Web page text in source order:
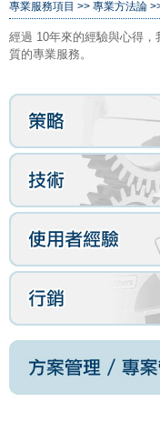
專業服務項目 >> 專業方法論
經過 10年來的經驗與心得
質的專業服務。